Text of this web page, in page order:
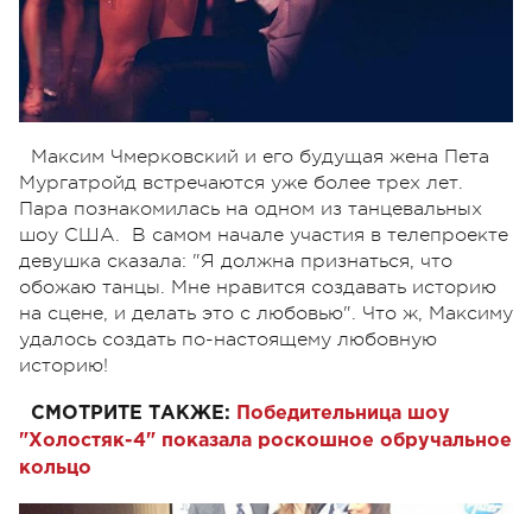
Максим Чмерковский и его будущая жена Пета
Мургатройд встречаются уже более трех лет.
Пара познакомилась на одном из танцевальных
шоу США. В самом начале участия в телепроекте
девушка сказала: "Я должна признаться, что
обожаю танцы. Мне нравится создавать историю
на сцене, и делать это с любовью". Что ж, Максиму
удалось создать по-настоящему любовную
историю!
СМОТРИТЕ ТАКЖЕ:
Победительница шоу
"Холостяк-4" показала роскошное обручальное
кольцо